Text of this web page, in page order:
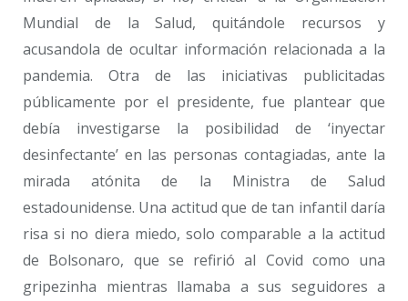
Mundial de la Salud, quitándole recursos y
acusandola de ocultar información relacionada a la
pandemia. Otra de las iniciativas publicitadas
públicamente por el presidente, fue plantear que
debía investigarse la posibilidad de ‘inyectar
desinfectante’ en las personas contagiadas, ante la
mirada atónita de la Ministra de Salud
estadounidense. Una actitud que de tan infantil daría
risa si no diera miedo, solo comparable a la actitud
de Bolsonaro, que se refirió al Covid como una
gripezinha mientras llamaba a sus seguidores a